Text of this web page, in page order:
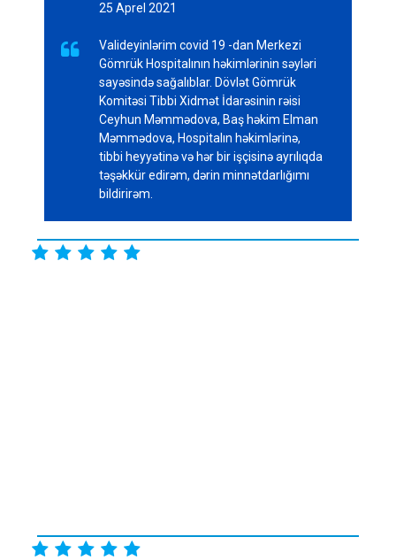

25 Aprel 2021
Valideyinlərim covid 19 -dan Merkezi
Gömrük Hospitalının həkimlərinin səyləri
sayəsində sağalıblar. Dövlət Gömrük
Komitəsi Tibbi Xidmət İdarəsinin rəisi
Ceyhun Məmmədova, Baş həkim Elman
Məmmədova, Hospitalın həkimlərinə,
tibbi heyyətinə və hər bir işçisinə ayrılıqda
təşəkkür edirəm, dərin minnətdarlığımı
bildirirəm.
    
    